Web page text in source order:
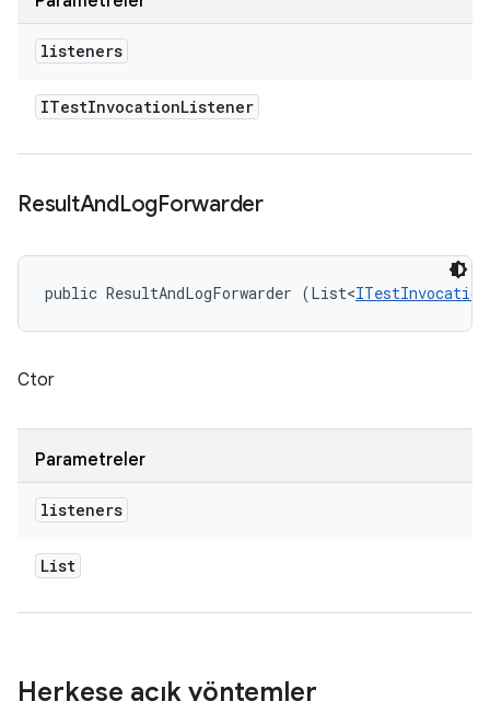
listeners
ITestInvocationListener
ResultAndLogForwarder
public ResultAndLogForwarder (List<
Ctor
Parametreler
listeners
List
Herkese açık yöntemler